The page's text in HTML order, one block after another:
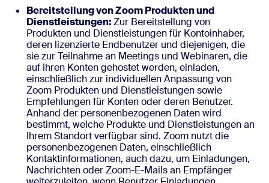
Bereitstellung von Zoom Produkten und
Dienstleistungen:Zur Bereitstellung von
Produkten und Dienstleistungen für Kontoinhaber,
deren lizenzierte Endbenutzer und diejenigen, die
sie zur Teilnahme an Meetings und Webinaren, die
auf ihren Konten gehostet werden, einladen,
einschließlich zur individuellen Anpassung von
Zoom Produkten und Dienstleistungen sowie
Empfehlungen für Konten oder deren Benutzer.
Anhand der personenbezogenen Daten wird
bestimmt, welche Produkte und Dienstleistungen an
Ihrem Standort verfügbar sind. Zoom nutzt die
personenbezogenen Daten, einschließlich
Kontaktinformationen, auch dazu, um Einladungen,
Nachrichten oder Zoom-E-Mails an Empfänger